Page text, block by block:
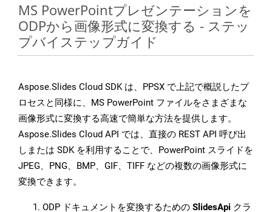
MS PowerPointプレゼンテーションを
ODPから画像形式に変換する - ステッ
プバイステップガイド
Aspose.Slides Cloud SDK は、PPSX で上記で概説したプ
ロセスと同様に、MS PowerPoint ファイルをさまざまな
画像形式に変換する高速で簡単な方法を提供します。
Aspose.Slides Cloud API では、直接の REST API 呼び出
しまたは SDK を利用することで、PowerPoint スライドを
JPEG、PNG、BMP、GIF、TIFF などの複数の画像形式に
変換できます。
ODP ドキュメントを変換するための SlidesApi クラ